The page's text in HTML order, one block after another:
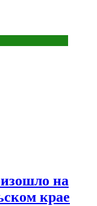
на
крае